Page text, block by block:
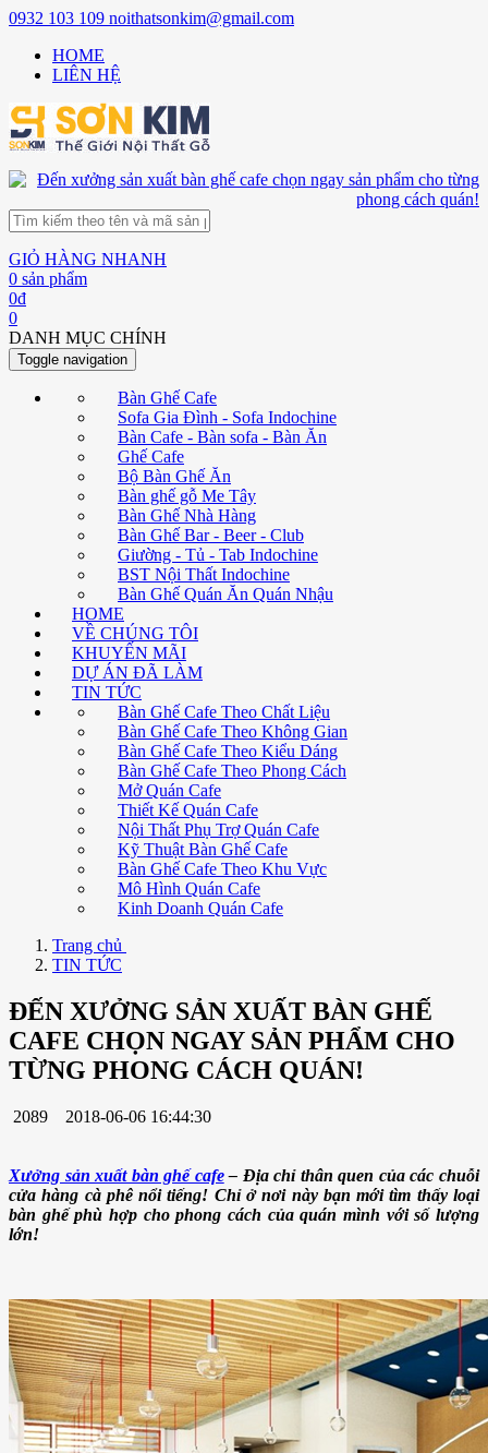
0932 103 109 noithatsonkim@gmail.com
HOME
LIÊN HỆ
GIỎ HÀNG NHANH
0 sản phẩm
0đ
0
DANH MỤC CHÍNH
Toggle navigation
Bàn Ghế Cafe
Sofa Gia Đình - Sofa Indochine
Bàn Cafe - Bàn sofa - Bàn Ăn
Ghế Cafe
Bộ Bàn Ghế Ăn
Bàn ghế gỗ Me Tây
Bàn Ghế Nhà Hàng
Bàn Ghế Bar - Beer - Club
Giường - Tủ - Tab Indochine
BST Nội Thất Indochine
Bàn Ghế Quán Ăn Quán Nhậu
HOME
VỀ CHÚNG TÔI
KHUYẾN MÃI
DỰ ÁN ĐÃ LÀM
TIN TỨC
Bàn Ghế Cafe Theo Chất Liệu
Bàn Ghế Cafe Theo Không Gian
Bàn Ghế Cafe Theo Kiểu Dáng
Bàn Ghế Cafe Theo Phong Cách
Mở Quán Cafe
Thiết Kế Quán Cafe
Nội Thất Phụ Trợ Quán Cafe
Kỹ Thuật Bàn Ghế Cafe
Bàn Ghế Cafe Theo Khu Vực
Mô Hình Quán Cafe
Kinh Doanh Quán Cafe
Trang chủ
TIN TỨC
ĐẾN XƯỞNG SẢN XUẤT BÀN GHẾ
CAFE CHỌN NGAY SẢN PHẨM CHO
TỪNG PHONG CÁCH QUÁN!
2089 2018-06-06 16:44:30
Xưởng sản xuất bàn ghế cafe– Địa chỉ thân quen của các chuỗi
cửa hàng cà phê nổi tiếng! Chỉ ở nơi này bạn mới tìm thấy loại
bàn ghế phù hợp cho phong cách của quán mình với số lượng
lớn!